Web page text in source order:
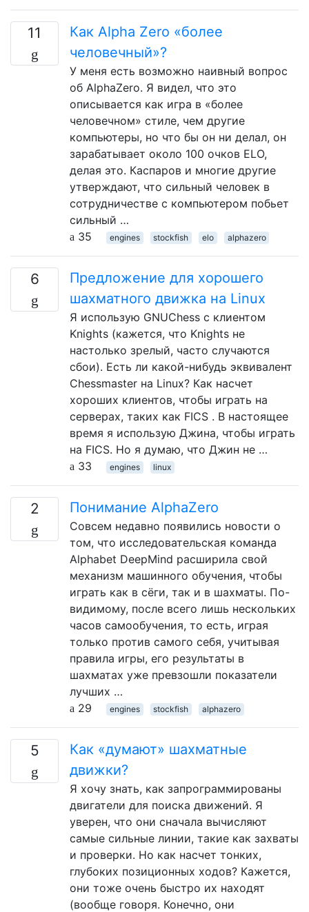
11
Как Alpha Zero «более
человечный»?
У меня есть возможно наивный вопрос
об AlphaZero. Я видел, что это
описывается как игра в «более
человечном» стиле, чем другие
компьютеры, но что бы он ни делал, он
зарабатывает около 100 очков ELO,
делая это. Каспаров и многие другие
утверждают, что сильный человек в
сотрудничестве с компьютером побьет
сильный …
35
engines stockfish elo alphazero
6
Предложение для хорошего
шахматного движка на Linux
Я использую GNUChess с клиентом
Knights (кажется, что Knights не
настолько зрелый, часто случаются
сбои). Есть ли какой-нибудь эквивалент
Chessmaster на Linux? Как насчет
хороших клиентов, чтобы играть на
серверах, таких как FICS . В настоящее
время я использую Джина, чтобы играть
на FICS. Но я думаю, что Джин не …
33
engines linux
2 Понимание AlphaZero
Совсем недавно появились новости о
том, что исследовательская команда
Alphabet DeepMind расширила свой
механизм машинного обучения, чтобы
играть как в сёги, так и в шахматы. По-
видимому, после всего лишь нескольких
часов самообучения, то есть, играя
только против самого себя, учитывая
правила игры, его результаты в
шахматах уже превзошли показатели
лучших …
29
engines stockfish alphazero
5
Как «думают» шахматные
движки?
Я хочу знать, как запрограммированы
двигатели для поиска движений. Я
уверен, что они сначала вычисляют
самые сильные линии, такие как захваты
и проверки. Но как насчет тонких,
глубоких позиционных ходов? Кажется,
они тоже очень быстро их находят
(вообще говоря. Конечно, они